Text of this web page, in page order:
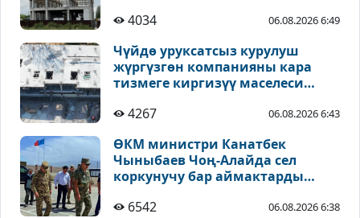
4034
06.08.2026 6:49
Чүйдө уруксатсыз курулуш
жүргүзгөн компанияны кара
тизмеге киргизүү маселеси
4267
06.08.2026 6:43
ӨКМ министри Канатбек
Чыныбаев Чоң-Алайда сел
коркунучу бар аймактарды
6542
06.08.2026 6:38